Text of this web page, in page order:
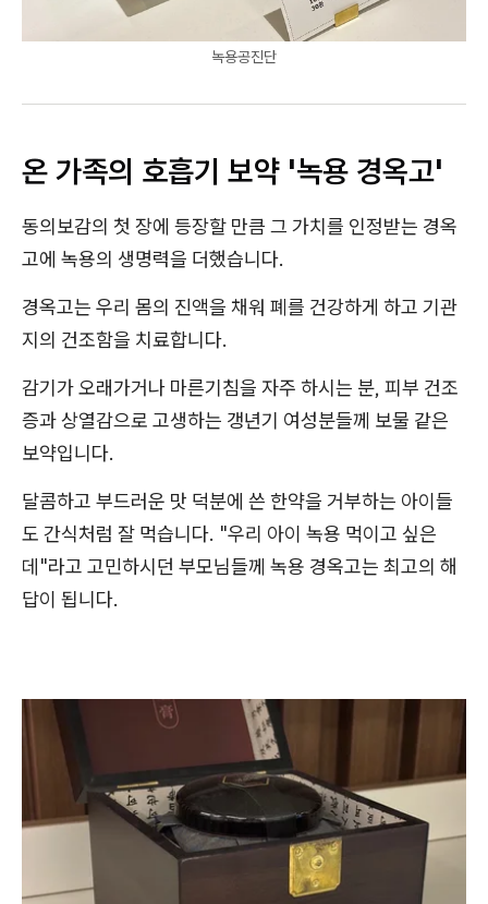
녹용공진단
온 가족의 호흡기 보약 '녹용 경옥고'
동의보감의 첫 장에 등장할 만큼 그 가치를 인정받는 경옥
고에 녹용의 생명력을 더했습니다.
경옥고는 우리 몸의 진액을 채워 폐를 건강하게 하고 기관
지의 건조함을 치료합니다.
감기가 오래가거나 마른기침을 자주 하시는 분, 피부 건조
증과 상열감으로 고생하는 갱년기 여성분들께 보물 같은
보약입니다.
달콤하고 부드러운 맛 덕분에 쓴 한약을 거부하는 아이들
도 간식처럼 잘 먹습니다. "우리 아이 녹용 먹이고 싶은
데"라고 고민하시던 부모님들께 녹용 경옥고는 최고의 해
답이 됩니다.